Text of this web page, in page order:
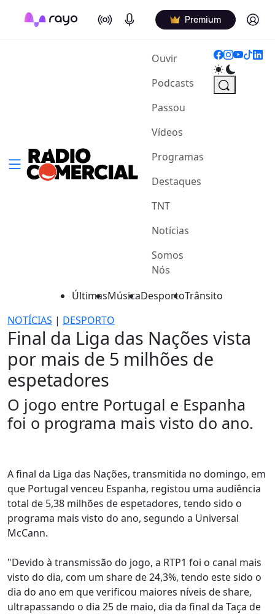
On Air Podcasts Premium Log in
Ouvir(current)
Podcasts
Passou
Vídeos
Programas
Destaques
TNT
Notícias
Somos
Nós
ÚltimasMúsicaDesportoTrânsito
NOTÍCIAS | DESPORTO
Final da Liga das Nações vista
por mais de 5 milhões de
espetadores
O jogo entre Portugal e Espanha
foi o programa mais visto do ano.
A final da Liga das Nações, transmitida no domingo, em
que Portugal venceu Espanha, registou uma audiência
total de 5,38 milhões de espetadores, tendo sido o
programa mais visto do ano, segundo a Universal
McCann.
"Devido à transmissão do jogo, a RTP1 foi o canal mais
visto do dia, com um share de 24,3%, tendo este sido o
dia do ano em que verificou maiores níveis de share,
ultrapassando o dia 25 de maio, dia da final da Taça de